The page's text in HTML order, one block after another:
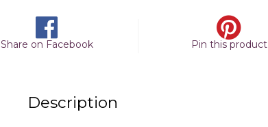
Share on Facebook Pin this product
Description